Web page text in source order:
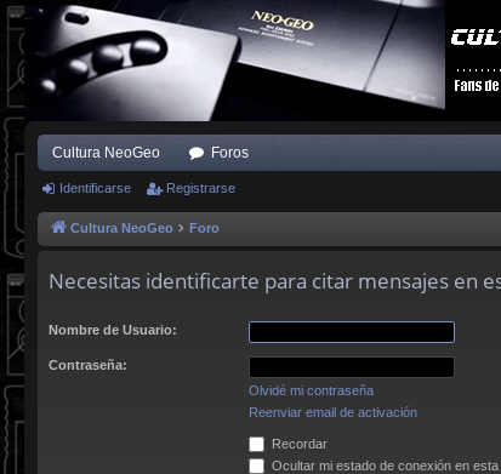
Cultura NeoGeo Foros
Identificarse Registrarse
Cultura NeoGeo Foro
Necesitas identificarte para citar mensajes en
Nombre de Usuario:
Contraseña:
Olvidé mi contraseña
Reenviar email de activación
Recordar
Ocultar mi estado de conexión en